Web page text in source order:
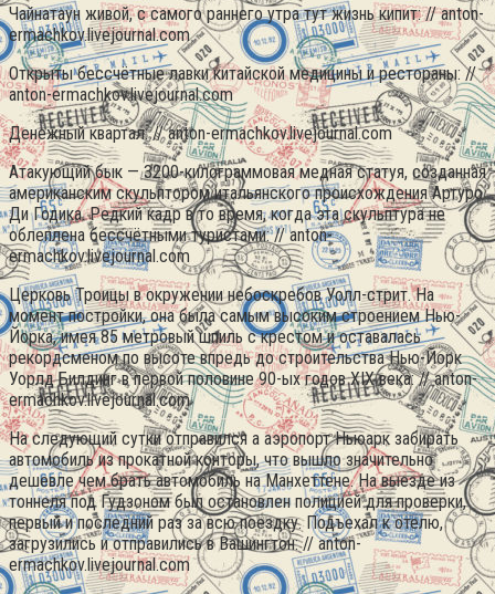
Чайнатаун живой, с самого раннего утра тут жизнь кипит: // anton-
ermachkov.livejournal.com
Открыты бессчётные лавки китайской медицины и рестораны: //
anton-ermachkov.livejournal.com
Денежный квартал: // anton-ermachkov.livejournal.com
Атакующий бык — 3200-килограммовая медная статуя, созданная
американским скульптором итальянского происхождения Артуро
Ди Годика. Редкий кадр в то время, когда эта скульптура не
облеплена бессчётными туристами: // anton-
ermachkov.livejournal.com
Церковь Троицы в окружении небоскребов Уолл-стрит. На
момент постройки, она была самым высоким строением Нью-
Йорка, имея 85 метровый шпиль с крестом и оставалась
рекордсменом по высоте впредь до строительства Нью-Йорк
Уорлд Билдинг в первой половине 90-ых годов XIX века: // anton-
ermachkov.livejournal.com
На следующий сутки отправился а аэропорт Ньюарк забирать
автомобиль из прокатной конторы, что вышло значительно
дешевле чем брать автомобиль на Манхеттене. На выезде из
тоннеля под Гудзоном был остановлен полицией для проверки,
первый и последний раз за всю поездку. Подъехал к отелю,
загрузились и отправились в Вашингтон: // anton-
ermachkov.livejournal.com